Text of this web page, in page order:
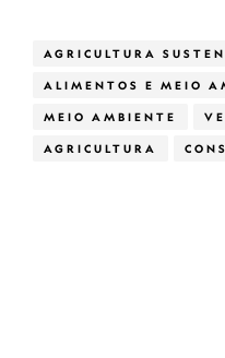
AGRICULTURA
ALIMENTOS E MEIO
MEIO AMBIENTE
AGRICULTURA